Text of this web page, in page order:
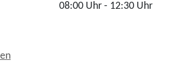
08:00 Uhr - 12:30 Uhr